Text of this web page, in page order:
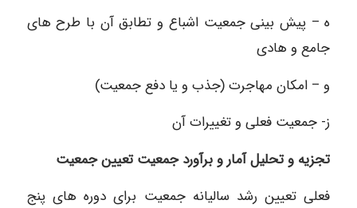
ه – پیش بینی جمعیت اشباع و تطابق آن با طرح های
جامع و هادی
و – امکان مهاجرت (جذب و یا دفع جمعیت)
ز- جمعیت فعلی و تغییرات آن
تجزیه و تحلیل آمار و برآورد جمعیت تعیین جمعیت
فعلی تعيين رشد ساليانه جمعیت برای دوره های پنج